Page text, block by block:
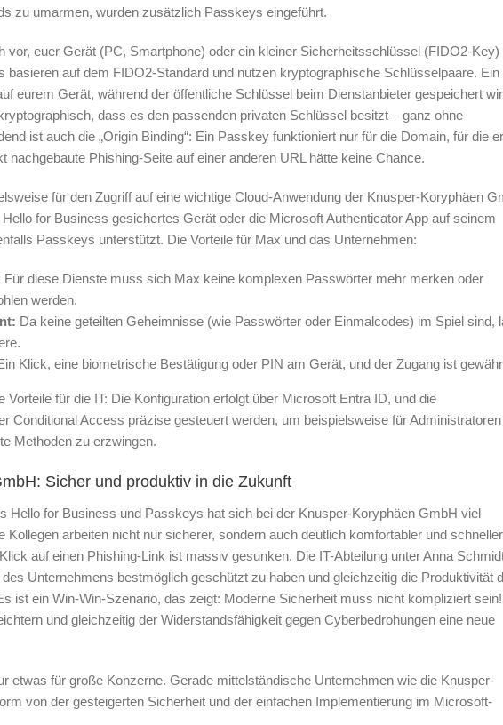
zu umarmen, wurden zusätzlich Passkeys eingeführt.
vor, euer Gerät (PC, Smartphone) oder ein kleiner Sicherheitsschlüssel (FIDO2-Key)
auf dem FIDO2-Standard und nutzen kryptographische Schlüsselpaare. Ein
eurem Gerät, während der öffentliche Schlüssel beim Dienstanbieter gespeichert
dass es den passenden privaten Schlüssel besitzt – ganz ohne
ist auch die „Origin Binding“: Ein Passkey funktioniert nur für die Domain, für die er
nachgebaute Phishing-Seite auf einer anderen URL hätte keine Chance.
für den Zugriff auf eine wichtige Cloud-Anwendung der Knusper-Koryphäen
for Business gesichertes Gerät oder die Microsoft Authenticator App auf seinem
Passkeys unterstützt. Die Vorteile für Max und das Unternehmen:
Für diese Dienste muss sich Max keine komplexen Passwörter mehr merken oder
werden.
Da keine geteilten Geheimnisse (wie Passwörter oder Einmalcodes) im Spiel sind,
Klick, eine biometrische Bestätigung oder PIN am Gerät, und der Zugang ist
Vorteile für die IT: Die Konfiguration erfolgt über Microsoft Entra ID, und die
Conditional Access präzise gesteuert werden, um beispielsweise für Administratoren
Methoden zu erzwingen.
Sicher und produktiv in die Zukunft
Hello for Business und Passkeys hat sich bei der Knusper-Koryphäen GmbH viel
Kollegen arbeiten nicht nur sicherer, sondern auch deutlich komfortabler und
auf einen Phishing-Link ist massiv gesunken. Die IT-Abteilung unter Anna
Unternehmens bestmöglich geschützt zu haben und gleichzeitig die Produktivität
ist ein Win-Win-Szenario, das zeigt: Moderne Sicherheit muss nicht kompliziert
und gleichzeitig der Widerstandsfähigkeit gegen Cyberbedrohungen eine neue
etwas für große Konzerne. Gerade mittelständische Unternehmen wie die Knusper-
von der gesteigerten Sicherheit und der einfachen Implementierung im Microsoft-